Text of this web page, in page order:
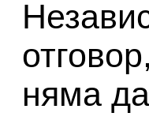
няма